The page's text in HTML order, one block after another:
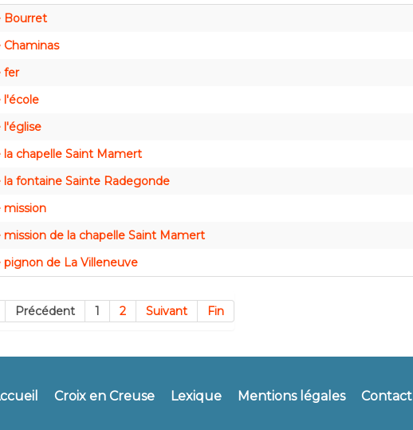
Bourret
Chaminas
fer
l'école
l'église
la chapelle Saint Mamert
la fontaine Sainte Radegonde
mission
mission de la chapelle Saint Mamert
pignon de La Villeneuve
Précédent 1 2 Suivant Fin
Croix en Creuse Lexique Mentions légales Contact